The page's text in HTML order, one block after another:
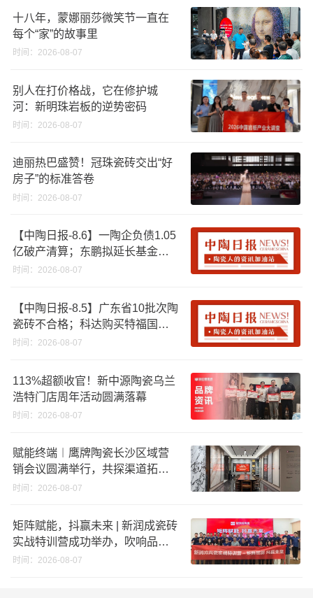
十八年，蒙娜丽莎微笑节一直在
每个“家”的故事里
时间：2026-08-07
别人在打价格战，它在修护城
河：新明珠岩板的逆势密码
时间：2026-08-07
迪丽热巴盛赞！冠珠瓷砖交出“好
房子”的标准答卷
时间：2026-08-07
【中陶日报-8.6】一陶企负债1.05
亿破产清算；东鹏拟延长基金投
资期限；工信部开展建陶行业能
时间：2026-08-07
【中陶日报-8.5】广东省10批次陶
瓷砖不合格；科达购买特福国际
股份申请未通过；蒙娜丽莎5千万
破18亿元
时间：2026-08-07
113%超额收官！新中源陶瓷乌兰
浩特门店周年活动圆满落幕
时间：2026-08-07
赋能终端︱鹰牌陶瓷长沙区域营
销会议圆满举行，共探渠道拓展
与门店升级新路径
时间：2026-08-07
矩阵赋能，抖赢未来 | 新润成瓷砖
实战特训营成功举办，吹响品牌
秋季营销冲锋号！
时间：2026-08-07